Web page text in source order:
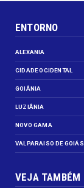
ENTORNO
ALEXANIA
CIDADE OCIDENTAL
GOIÂNIA
LUZIÂNIA
NOVO GAMA
VALPARAISO DE GOIÁS
VEJA TAMBÉM